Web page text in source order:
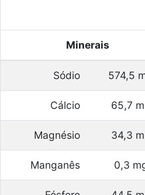
Minerais
Sódio 574,5
Cálcio 65,7
Magnésio 34,3
Manganês 0,3